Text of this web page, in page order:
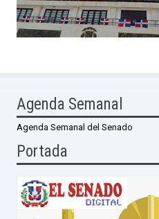
Agenda Semanal
Agenda Semanal del Senado
Portada